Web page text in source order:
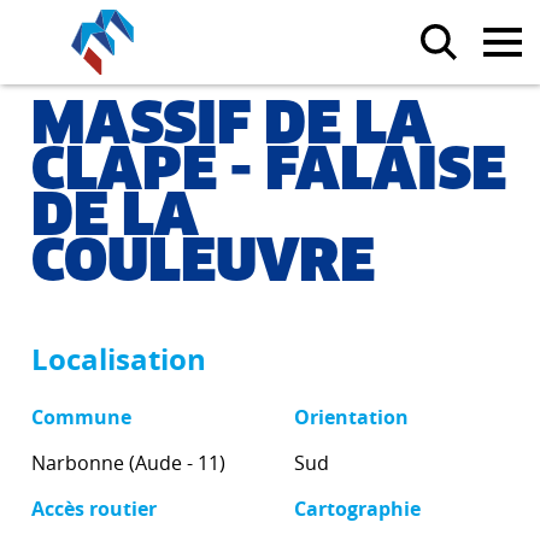
MASSIF DE LA
CLAPE - FALAISE
DE LA
COULEUVRE
Localisation
Commune
Narbonne (Aude - 11)
Accès routier
Orientation
Sud
Cartographie